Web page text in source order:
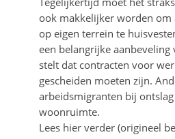
ook makkelijker worden om
op eigen terrein te
een belangrijke aanbeveling
stelt dat contracten voor
gescheiden moeten zijn.
arbeidsmigranten bij
woonruimte.
Lees hier verder (origineel